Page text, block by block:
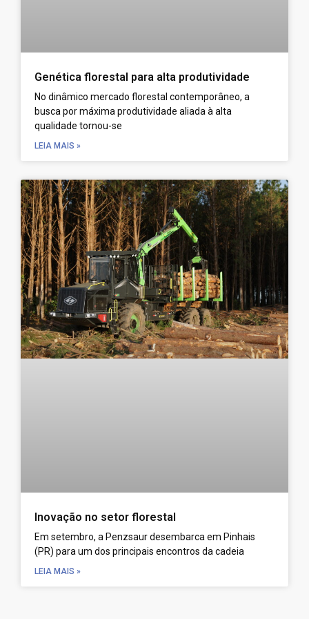
Genética florestal para alta produtividade
No dinâmico mercado florestal contemporâneo, a
busca por máxima produtividade aliada à alta
qualidade tornou-se
LEIA MAIS »
Inovação no setor florestal
Em setembro, a Penzsaur desembarca em Pinhais
(PR) para um dos principais encontros da cadeia
LEIA MAIS »